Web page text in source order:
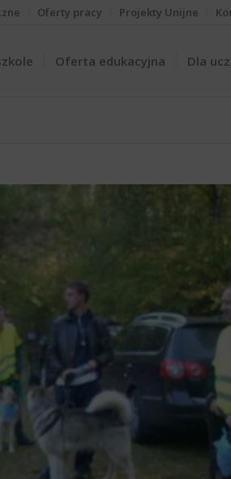
Oferty pracy Projekty Unijne
Oferta edukacyjna Dla